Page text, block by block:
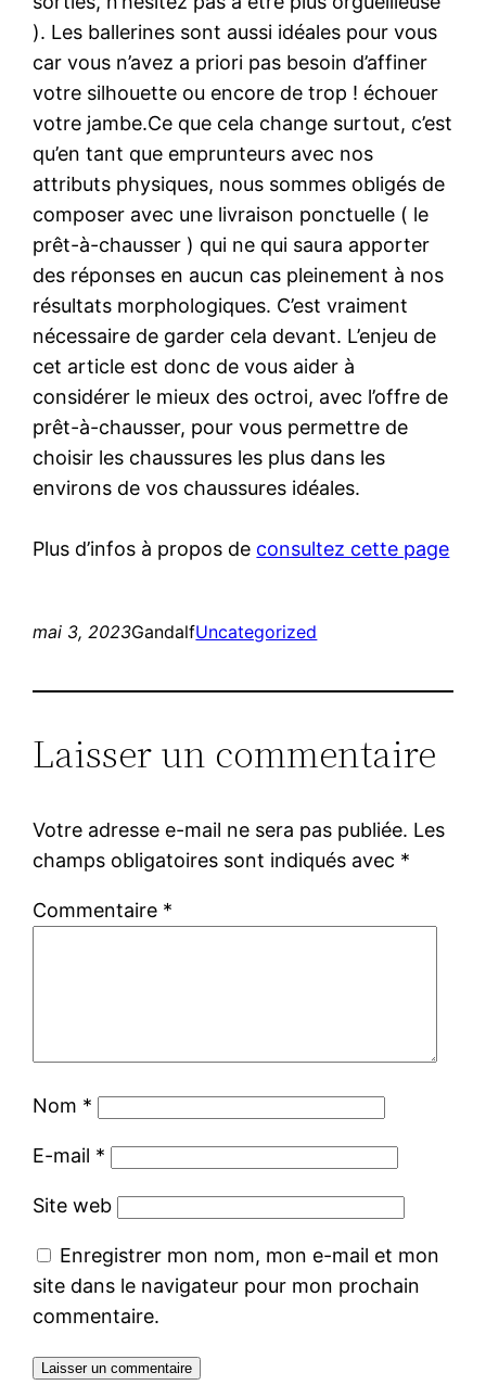
). Les ballerines sont aussi idéales pour vous
car vous n’avez a priori pas besoin d’affiner
votre silhouette ou encore de trop ! échouer
votre jambe.Ce que cela change surtout, c’est
qu’en tant que emprunteurs avec nos
attributs physiques, nous sommes obligés de
composer avec une livraison ponctuelle ( le
prêt-à-chausser ) qui ne qui saura apporter
des réponses en aucun cas pleinement à nos
résultats morphologiques. C’est vraiment
nécessaire de garder cela devant. L’enjeu de
cet article est donc de vous aider à
considérer le mieux des octroi, avec l’offre de
prêt-à-chausser, pour vous permettre de
choisir les chaussures les plus dans les
environs de vos chaussures idéales.
Plus d’infos à propos de consultez cette page
mai 3, 2023GandalfUncategorized
Laisser un commentaire
Votre adresse e-mail ne sera pas publiée. Les
champs obligatoires sont indiqués avec *
Commentaire *
Nom *
E-mail *
Site web
Enregistrer mon nom, mon e-mail et mon
site dans le navigateur pour mon prochain
commentaire.